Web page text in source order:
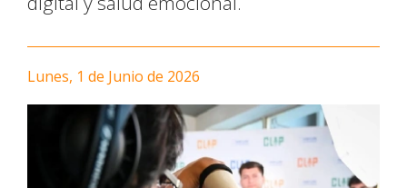
Lunes, 1 de Junio de 2026